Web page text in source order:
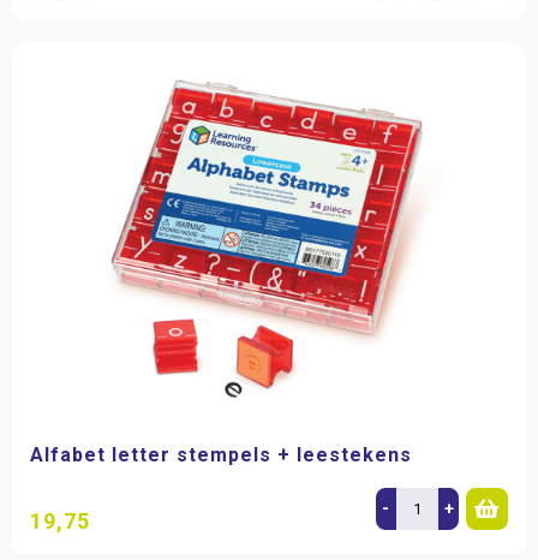
Alfabet letter stempels + leestekens
19,75 - +